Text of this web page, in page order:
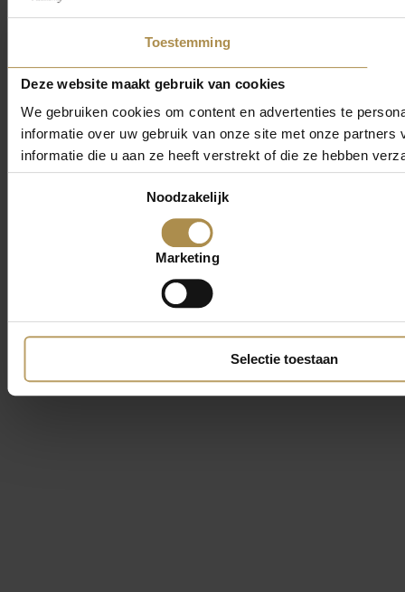
Toestemming
Deze website maakt gebruik van cookies
We gebruiken cookies om content en advertenties te
informatie over uw gebruik van onze site met onze
informatie die u aan ze heeft verstrekt of die ze hebben
Noodzakelijk
Marketing
Selectie toestaan